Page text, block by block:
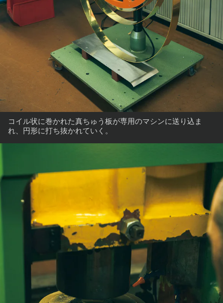
コイル状に巻かれた真ちゅう板が専用のマシンに送り込ま
れ、円形に打ち抜かれていく。